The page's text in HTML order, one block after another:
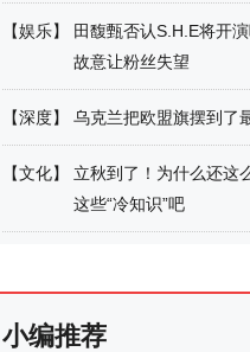
【娱乐】
田馥甄否认S.H.E将开
故意让粉丝失望
【深度】 乌克兰把欧盟旗摆到了
【文化】
立秋到了！为什么还这
这些“冷知识”吧
小编推荐